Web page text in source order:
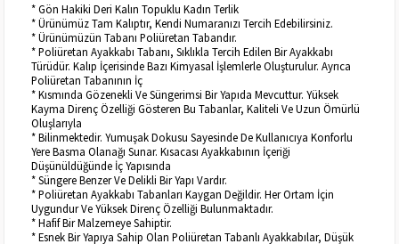
* Gön Hakiki Deri Kalın Topuklu Kadın Terlik
* Ürünümüz Tam Kalıptır, Kendi Numaranızı Tercih Edebilirsiniz.
* Ürünümüzün Tabanı Poliüretan Tabandır.
* Poliüretan Ayakkabı Tabanı, Sıklıkla Tercih Edilen Bir Ayakkabı
Türüdür. Kalıp İçerisinde Bazı Kimyasal İşlemlerle Oluşturulur. Ayrıca
Poliüretan Tabanının İç
* Kısmında Gözenekli Ve Süngerimsi Bir Yapıda Mevcuttur. Yüksek
Kayma Direnç Özelliği Gösteren Bu Tabanlar, Kaliteli Ve Uzun Ömürlü
Oluşlarıyla
* Bilinmektedir. Yumuşak Dokusu Sayesinde De Kullanıcıya Konforlu
Yere Basma Olanağı Sunar. Kısacası Ayakkabının İçeriği
Düşünüldüğünde İç Yapısında
* Süngere Benzer Ve Delikli Bir Yapı Vardır.
* Poliüretan Ayakkabı Tabanları Kaygan Değildir. Her Ortam İçin
Uygundur Ve Yüksek Direnç Özelliği Bulunmaktadır.
* Hafif Bir Malzemeye Sahiptir.
* Esnek Bir Yapıya Sahip Olan Poliüretan Tabanlı Ayakkabılar, Düşük